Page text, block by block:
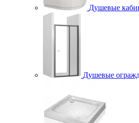
Душевые
Душевые